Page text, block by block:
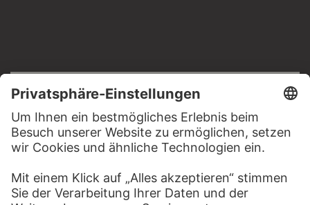
Impressum
Datenschutz
Copyright © 2026 Städel Museum
All rights reserved.
DIGITALE SAMMLUNG
Startseite